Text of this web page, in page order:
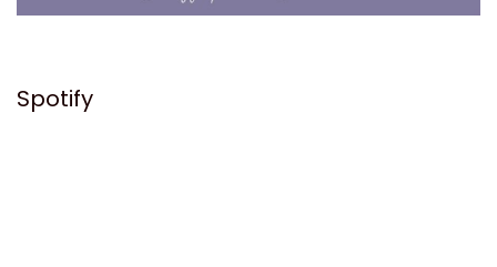
Spotify